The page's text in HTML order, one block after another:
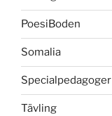
PoesiBoden
Somalia
Specialpedagoger
Tävling